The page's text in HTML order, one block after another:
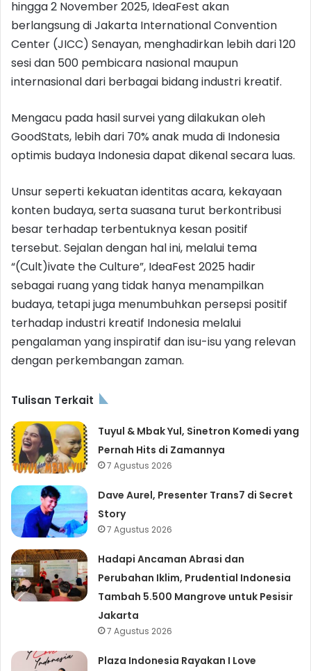
hingga 2 November 2025, IdeaFest akan
berlangsung di Jakarta International Convention
Center (JICC) Senayan, menghadirkan lebih dari 120
sesi dan 500 pembicara nasional maupun
internasional dari berbagai bidang industri kreatif.
Mengacu pada hasil survei yang dilakukan oleh
GoodStats, lebih dari 70% anak muda di Indonesia
optimis budaya Indonesia dapat dikenal secara luas.
Unsur seperti kekuatan identitas acara, kekayaan
konten budaya, serta suasana turut berkontribusi
besar terhadap terbentuknya kesan positif
tersebut. Sejalan dengan hal ini, melalui tema
“(Cult)ivate the Culture”, IdeaFest 2025 hadir
sebagai ruang yang tidak hanya menampilkan
budaya, tetapi juga menumbuhkan persepsi positif
terhadap industri kreatif Indonesia melalui
pengalaman yang inspiratif dan isu-isu yang relevan
dengan perkembangan zaman.
Tulisan Terkait
Tuyul & Mbak Yul, Sinetron Komedi yang
Pernah Hits di Zamannya
7 Agustus 2026
Dave Aurel, Presenter Trans7 di Secret
Story
7 Agustus 2026
Hadapi Ancaman Abrasi dan
Perubahan Iklim, Prudential Indonesia
Tambah 5.500 Mangrove untuk Pesisir
Jakarta
7 Agustus 2026
Plaza Indonesia Rayakan I Love